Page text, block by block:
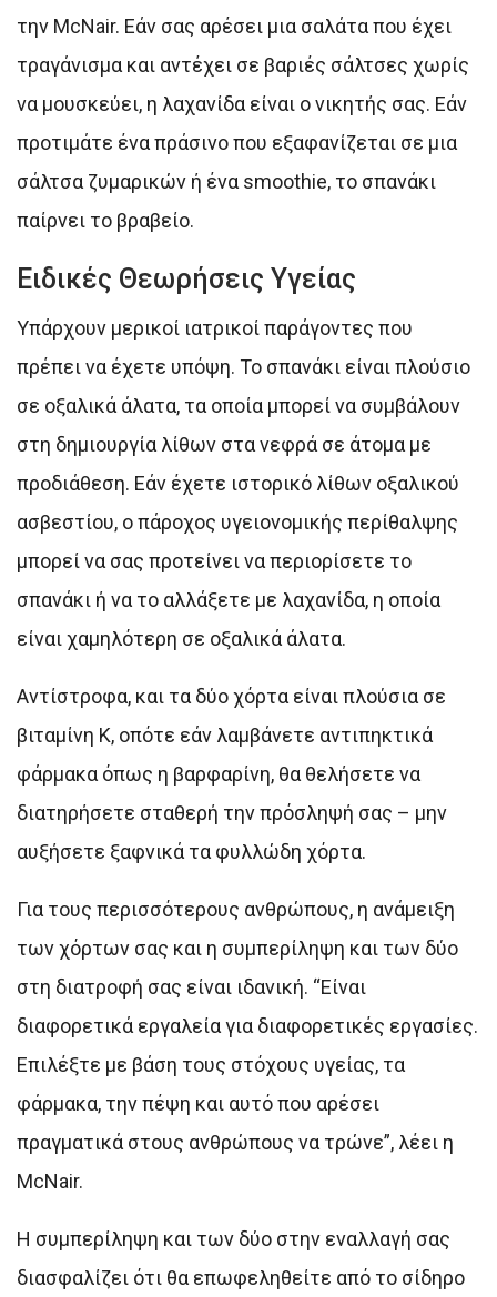
την McNair. Εάν σας αρέσει μια σαλάτα που έχει
τραγάνισμα και αντέχει σε βαριές σάλτσες χωρίς
να μουσκεύει, η λαχανίδα είναι ο νικητής σας. Εάν
προτιμάτε ένα πράσινο που εξαφανίζεται σε μια
σάλτσα ζυμαρικών ή ένα smoothie, το σπανάκι
παίρνει το βραβείο.
Ειδικές Θεωρήσεις Υγείας
Υπάρχουν μερικοί ιατρικοί παράγοντες που
πρέπει να έχετε υπόψη. Το σπανάκι είναι πλούσιο
σε οξαλικά άλατα, τα οποία μπορεί να συμβάλουν
στη δημιουργία λίθων στα νεφρά σε άτομα με
προδιάθεση. Εάν έχετε ιστορικό λίθων οξαλικού
ασβεστίου, ο πάροχος υγειονομικής περίθαλψης
μπορεί να σας προτείνει να περιορίσετε το
σπανάκι ή να το αλλάξετε με λαχανίδα, η οποία
είναι χαμηλότερη σε οξαλικά άλατα.
Αντίστροφα, και τα δύο χόρτα είναι πλούσια σε
βιταμίνη Κ, οπότε εάν λαμβάνετε αντιπηκτικά
φάρμακα όπως η βαρφαρίνη, θα θελήσετε να
διατηρήσετε σταθερή την πρόσληψή σας – μην
αυξήσετε ξαφνικά τα φυλλώδη χόρτα.
Για τους περισσότερους ανθρώπους, η ανάμειξη
των χόρτων σας και η συμπερίληψη και των δύο
στη διατροφή σας είναι ιδανική. “Είναι
διαφορετικά εργαλεία για διαφορετικές εργασίες.
Επιλέξτε με βάση τους στόχους υγείας, τα
φάρμακα, την πέψη και αυτό που αρέσει
πραγματικά στους ανθρώπους να τρώνε”, λέει η
McNair.
Η συμπερίληψη και των δύο στην εναλλαγή σας
διασφαλίζει ότι θα επωφεληθείτε από το σίδηρο